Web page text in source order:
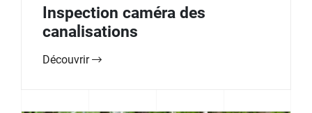
Inspection caméra des
canalisations
Découvrir